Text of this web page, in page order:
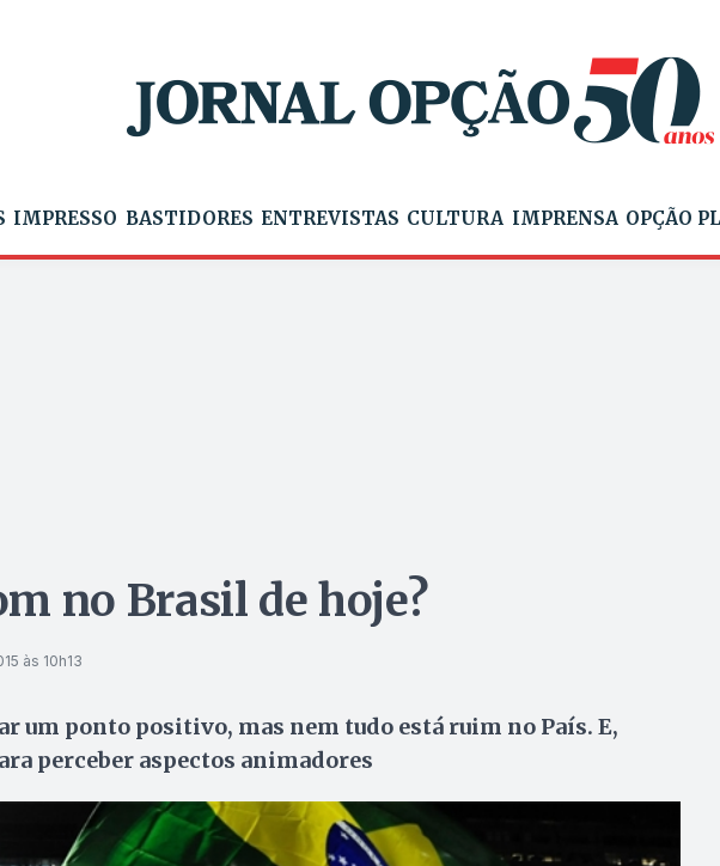
IMPRESSO BASTIDORES ENTREVISTAS CULTURA IMPRENSA OPÇÃO
no Brasil de hoje?
às 10h13
um ponto positivo, mas nem tudo está ruim no País. E,
perceber aspectos animadores